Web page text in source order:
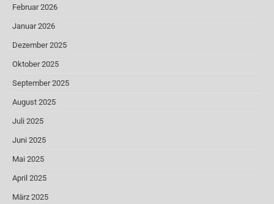
Februar 2026
Januar 2026
Dezember 2025
Oktober 2025
September 2025
August 2025
Juli 2025
Juni 2025
Mai 2025
April 2025
März 2025